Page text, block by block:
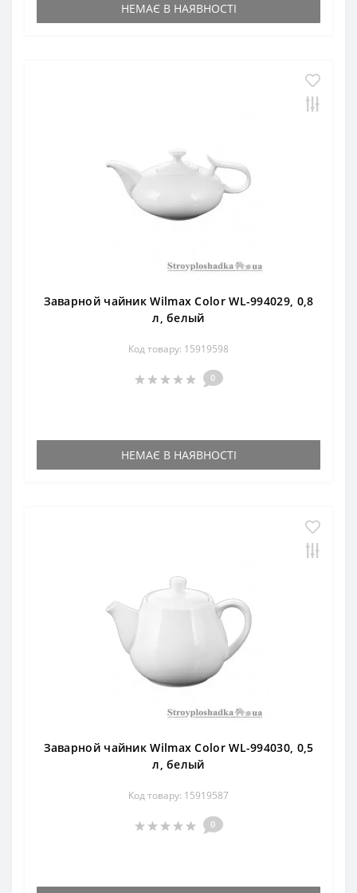
НЕМАЄ В НАЯВНОСТІ
Заварной чайник Wilmax Color WL-994029, 0,8
л, белый
Код товару: 15919598
0
НЕМАЄ В НАЯВНОСТІ
Заварной чайник Wilmax Color WL-994030, 0,5
л, белый
Код товару: 15919587
0